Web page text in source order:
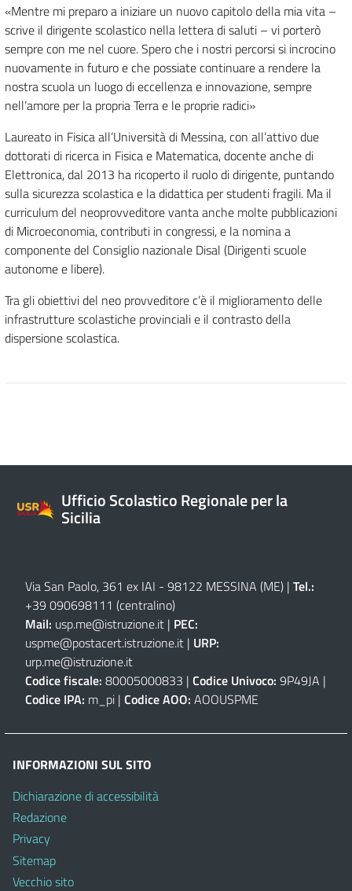
«Mentre mi preparo a iniziare un nuovo capitolo della mia vita –
scrive il dirigente scolastico nella lettera di saluti – vi porterò
sempre con me nel cuore. Spero che i nostri percorsi si incrocino
nuovamente in futuro e che possiate continuare a rendere la
nostra scuola un luogo di eccellenza e innovazione, sempre
nell’amore per la propria Terra e le proprie radici»
Laureato in Fisica all’Università di Messina, con all’attivo due
dottorati di ricerca in Fisica e Matematica, docente anche di
Elettronica, dal 2013 ha ricoperto il ruolo di dirigente, puntando
sulla sicurezza scolastica e la didattica per studenti fragili. Ma il
curriculum del neoprovveditore vanta anche molte pubblicazioni
di Microeconomia, contributi in congressi, e la nomina a
componente del Consiglio nazionale Disal (Dirigenti scuole
autonome e libere).
Tra gli obiettivi del neo provveditore c’è il miglioramento delle
infrastrutture scolastiche provinciali e il contrasto della
dispersione scolastica.
Ufficio Scolastico Regionale per la
Sicilia
Via San Paolo, 361 ex IAI - 98122 MESSINA (ME) | Tel.:
+39 090698111 (centralino)
Mail: usp.me@istruzione.it | PEC:
uspme@postacert.istruzione.it | URP:
urp.me@istruzione.it
Codice fiscale: 80005000833 | Codice Univoco: 9P49JA |
Codice IPA: m_pi | Codice AOO: AOOUSPME
INFORMAZIONI SUL SITO
Dichiarazione di accessibilità
Redazione
Privacy
Sitemap
Vecchio sito